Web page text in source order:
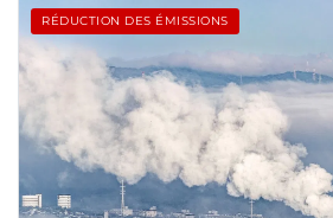
RÉDUCTION DES ÉMISSIONS